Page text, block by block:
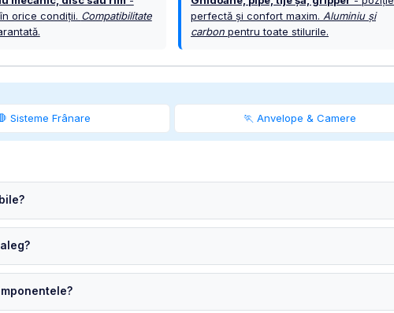
orice condiții. Compatibilitate
perfectă și confort maxim. Aluminiu și
carbon pentru toate stilurile.
Sisteme Frânare 🏃 Anvelope & Camere